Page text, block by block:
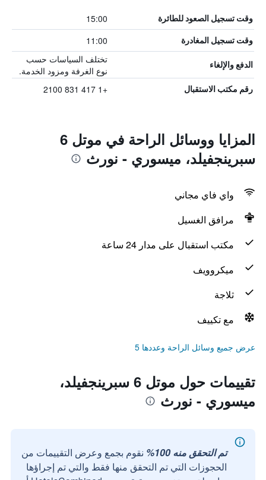
وقت تسجيل الصعود للطائرة 15:00
وقت تسجيل المغادرة 11:00
الدفع والإلغاء
تختلف السياسات حسب
نوع الغرفة ومزود الخدمة.
رقم مكتب الاستقبال +1 417 831 2100
المزايا ووسائل الراحة في موتل 6
سبرينجفيلد، ميسوري - نورث
واي فاي مجاني
مرافق الغسيل
مكتب استقبال على مدار 24 ساعة
ميكروويف
ثلاجة
مع تكييف
عرض جميع وسائل الراحة وعددها 5
تقييمات حول موتل 6 سبرينجفيلد،
ميسوري - نورث
تم التحقق منه 100%
نقوم بجمع وعرض التقييمات من
الحجوزات التي تم التحقق منها فقط والتي تم إجراؤها